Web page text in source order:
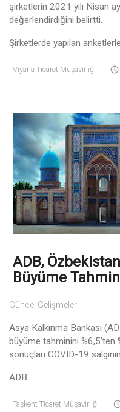
şirketlerin 2021 yılı Nisan
değerlendirdiğini belirtti.
Şirketlerde yapılan anketlerle
Viyana Ticaret Müşavirliği
ADB,
Büyüme
Güncel Gelişmeler
Asya Kalkınma Bankası
büyüme tahminini %6,5'ten
sonuçları COVID-19
ADB ...
Taşkent Ticaret Müşavirliği